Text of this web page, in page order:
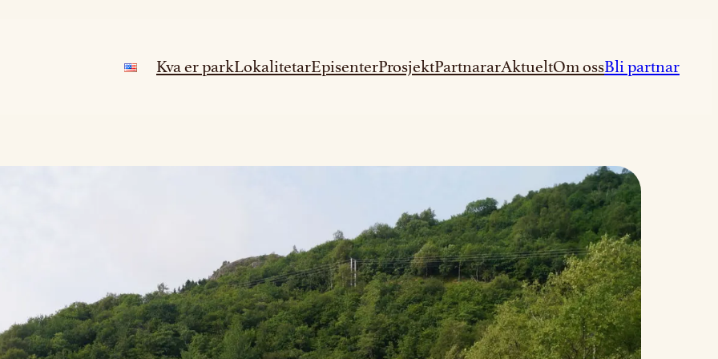
Kva er parkLokalitetarEpisenterProsjektPartnararAktueltOm ossBli partnar